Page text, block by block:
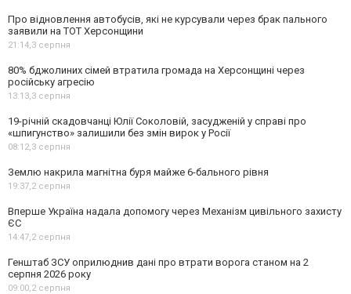
Про відновлення автобусів, які не курсували через брак пального
заявили на ТОТ Херсонщини
21:14,3 серпня
80% бджолиних сімей втратила громада на Херсонщині через
російську агресію
13:13,3 серпня
19-річній скадовчанці Юлії Соколовій, засудженій у справі про
«шпигунство» залишили без змін вирок у Росії
08:12,3 серпня
Землю накрила магнітна буря майже 6-бального рівня
19:37,2 серпня
Вперше Україна надала допомогу через Механізм цивільного захисту
ЄС
14:47,2 серпня
Генштаб ЗСУ оприлюднив дані про втрати ворога станом на 2
серпня 2026 року
09:00,2 серпня